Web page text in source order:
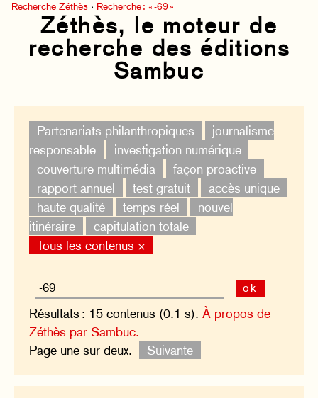
Recherche Zéthès › Recherche : « -69 »
Zéthès, le moteur de
recherche des éditions
Sambuc
Partenariats philanthropiques
journalisme
responsable
investigation numérique
couverture multimédia
façon proactive
rapport annuel
test gratuit
accès unique
haute qualité
temps réel
nouvel
itinéraire
capitulation totale
Tous les contenus ×
ok
Résultats : 15 contenus (0.1 s).À propos de
Zéthès par Sambuc.
Page une sur deux.
Suivante